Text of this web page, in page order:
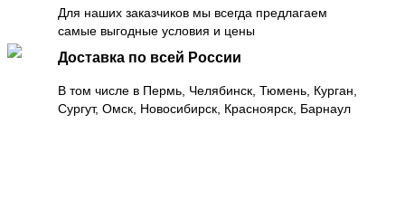
Для наших заказчиков мы всегда предлагаем
самые выгодные условия и цены
Доставка по всей России
В том числе в Пермь, Челябинск, Тюмень, Курган,
Сургут, Омск, Новосибирск, Красноярск, Барнаул